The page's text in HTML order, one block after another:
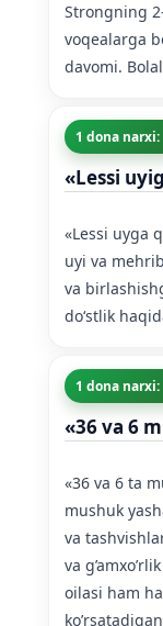
Strongning
voqealarga
davomi.
1 dona narxi:
«Lessi
«Lessi uyga
uyi va
va
doʻstlik
1 dona narxi:
«36 va 6
«36 va 6 ta
mushuk
va
va
oilasi ham